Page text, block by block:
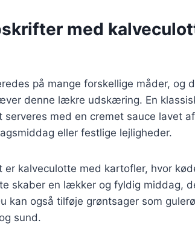
med
på mange forskellige måder, og
denne lækre udskæring. En
med en cremet sauce lavet
eller festlige lejligheder.
er kalveculotte med kartofler, hvor
skaber en lækker og fyldig middag,
kan også tilføje grøntsager som
sund.